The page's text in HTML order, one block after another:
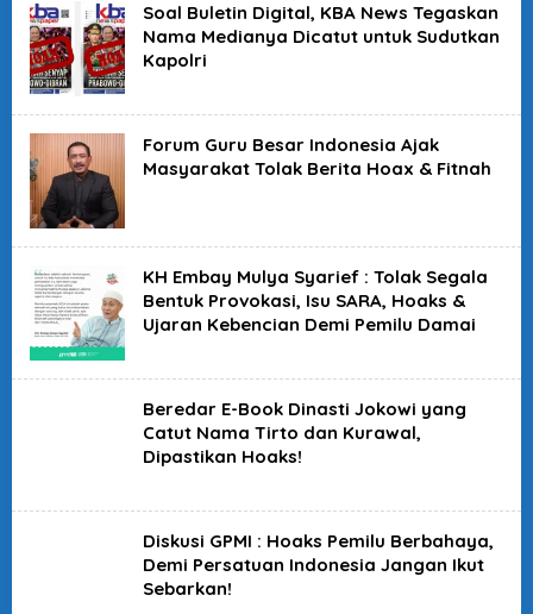
Soal Buletin Digital, KBA News Tegaskan
Nama Medianya Dicatut untuk Sudutkan
Kapolri
Forum Guru Besar Indonesia Ajak
Masyarakat Tolak Berita Hoax & Fitnah
KH Embay Mulya Syarief : Tolak Segala
Bentuk Provokasi, Isu SARA, Hoaks &
Ujaran Kebencian Demi Pemilu Damai
Beredar E-Book Dinasti Jokowi yang
Catut Nama Tirto dan Kurawal,
Dipastikan Hoaks!
Diskusi GPMI : Hoaks Pemilu Berbahaya,
Demi Persatuan Indonesia Jangan Ikut
Sebarkan!